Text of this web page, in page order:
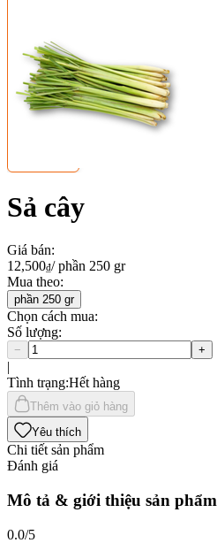
Sả cây
Giá bán:
12,500₫/ phần 250 gr
Mua theo:
phần 250 gr
Chọn cách mua:
Số lượng:
− +
|
Tình trạng:Hết hàng
Thêm vào giỏ hàng
Yêu thích
Chi tiết sản phẩm
Đánh giá
Mô tả & giới thiệu sản phẩm
0.0/5